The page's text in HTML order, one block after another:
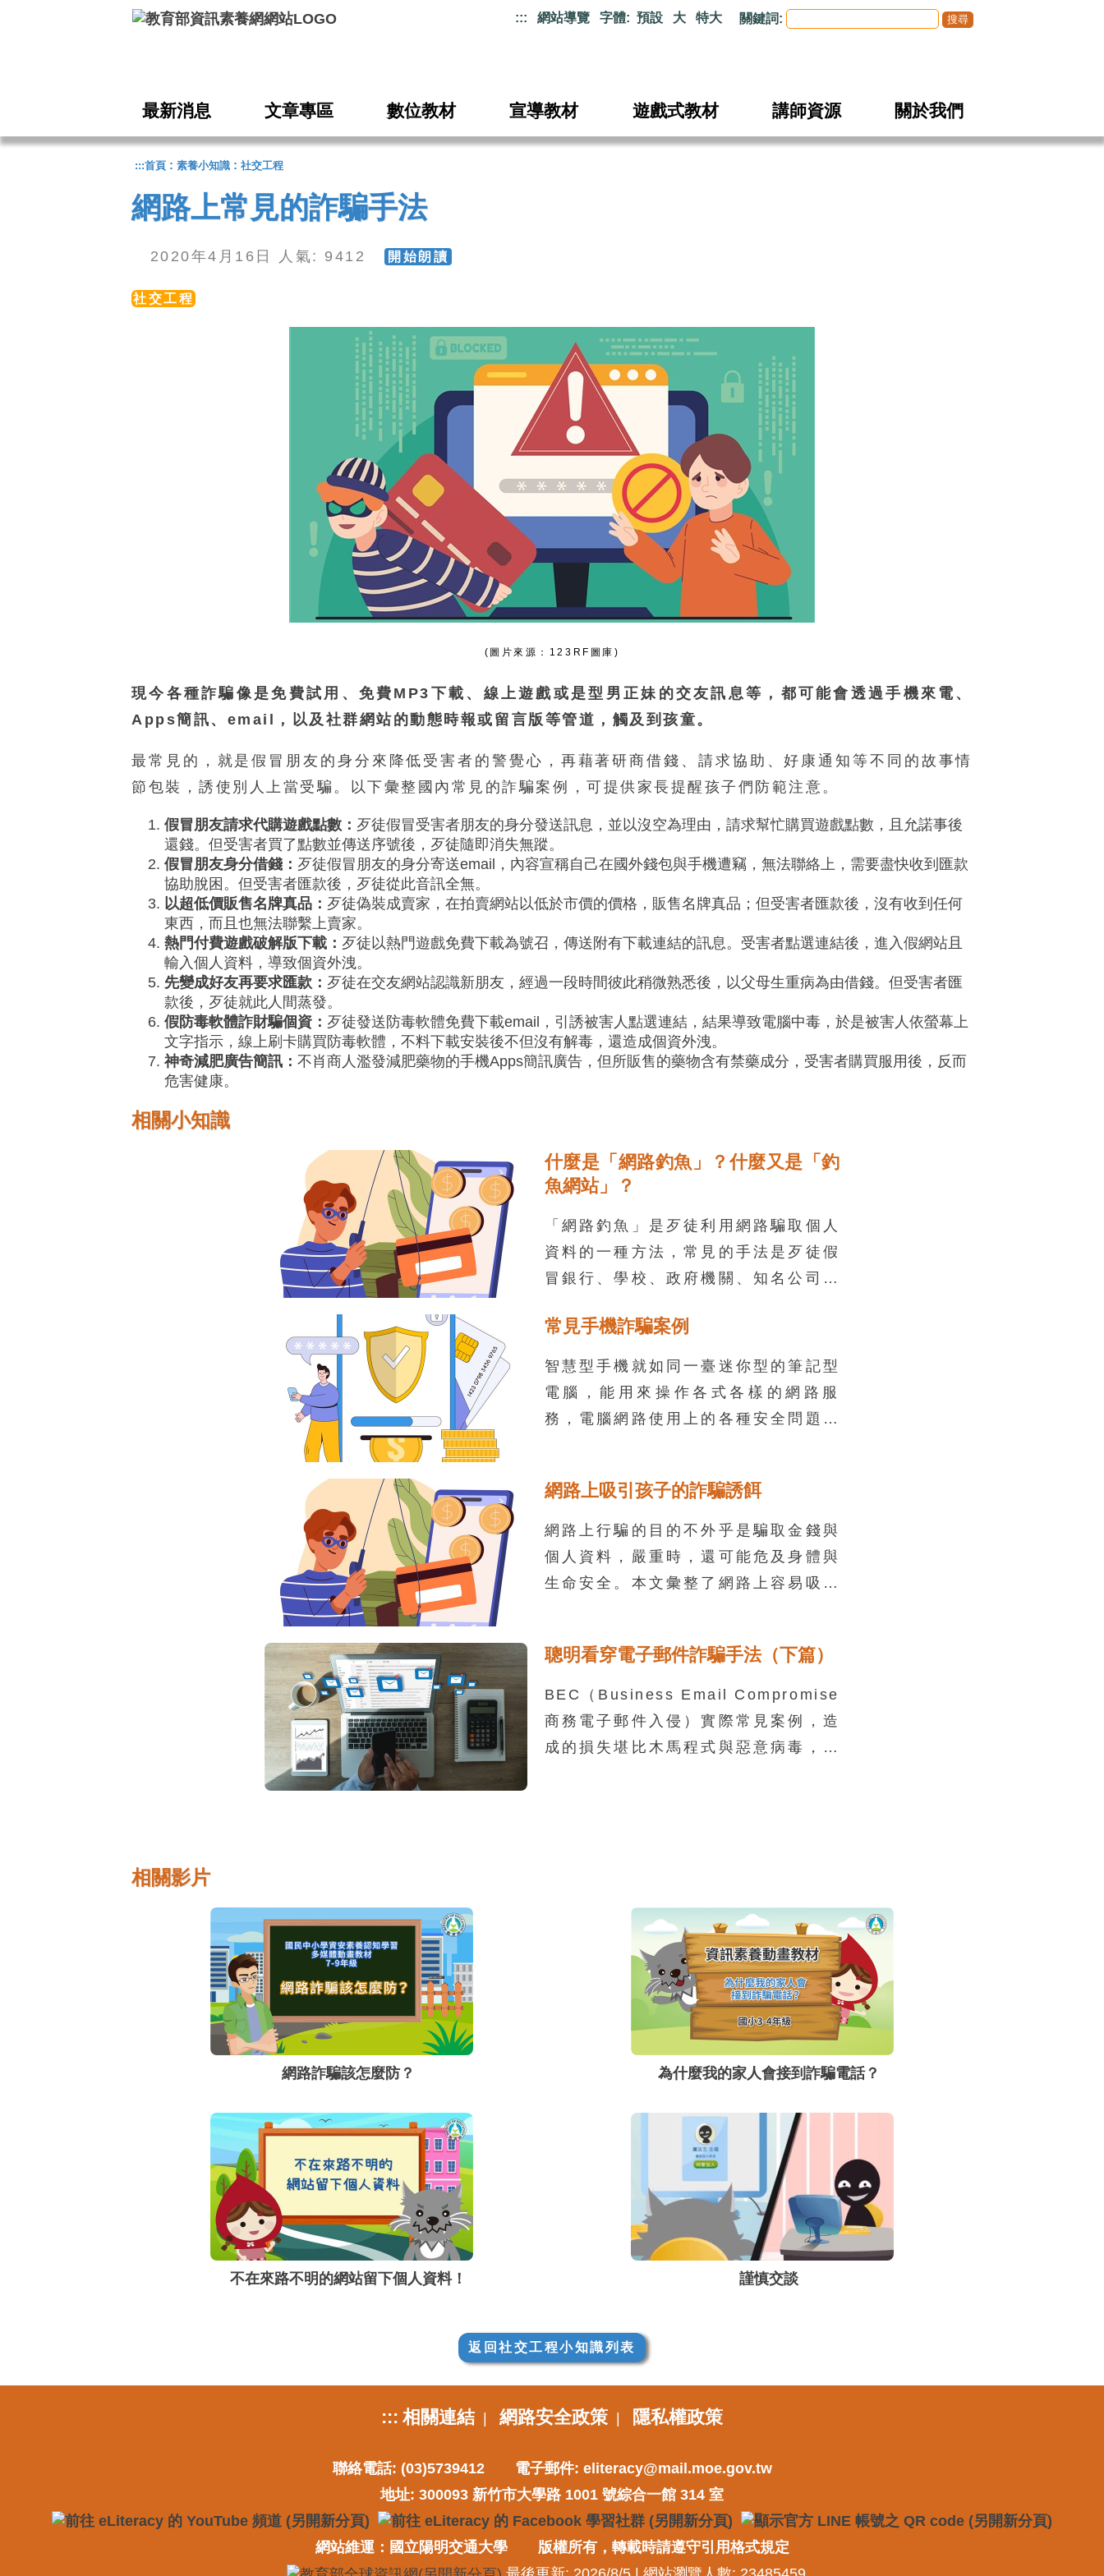
::: 網站導覽 字體: 預設 大 特大 關鍵詞:
最新消息 文章專區 數位教材 宣導教材 遊戲式教材 講師資源 關於我們
:::首頁 : 素養小知識 : 社交工程
網路上常見的詐騙手法
2020年4月16日 人氣: 9412 開始朗讀
社交工程
(圖片來源：123RF圖庫)
現今各種詐騙像是免費試用、免費MP3下載、線上遊戲或是型男正妹的交友訊息等，都可能會透過手機來電、
Apps簡訊、email，以及社群網站的動態時報或留言版等管道，觸及到孩童。
最常見的，就是假冒朋友的身分來降低受害者的警覺心，再藉著研商借錢、請求協助、好康通知等不同的故事情
節包裝，誘使別人上當受騙。以下彙整國內常見的詐騙案例，可提供家長提醒孩子們防範注意。
假冒朋友請求代購遊戲點數： 歹徒假冒受害者朋友的身分發送訊息，並以沒空為理由，請求幫忙購買遊戲點數，且允諾事後
還錢。但受害者買了點數並傳送序號後，歹徒隨即消失無蹤。
假冒朋友身分借錢： 歹徒假冒朋友的身分寄送email，內容宣稱自己在國外錢包與手機遭竊，無法聯絡上，需要盡快收到匯款
協助脫困。但受害者匯款後，歹徒從此音訊全無。
以超低價販售名牌真品： 歹徒偽裝成賣家，在拍賣網站以低於市價的價格，販售名牌真品；但受害者匯款後，沒有收到任何
東西，而且也無法聯繫上賣家。
熱門付費遊戲破解版下載： 歹徒以熱門遊戲免費下載為號召，傳送附有下載連結的訊息。受害者點選連結後，進入假網站且
輸入個人資料，導致個資外洩。
先變成好友再要求匯款： 歹徒在交友網站認識新朋友，經過一段時間彼此稍微熟悉後，以父母生重病為由借錢。但受害者匯
款後，歹徒就此人間蒸發。
假防毒軟體詐財騙個資： 歹徒發送防毒軟體免費下載email，引誘被害人點選連結，結果導致電腦中毒，於是被害人依螢幕上
文字指示，線上刷卡購買防毒軟體，不料下載安裝後不但沒有解毒，還造成個資外洩。
神奇減肥廣告簡訊： 不肖商人濫發減肥藥物的手機Apps簡訊廣告，但所販售的藥物含有禁藥成分，受害者購買服用後，反而
危害健康。
相關小知識
什麼是「網路釣魚」？什麼又是「釣
魚網站」？
「網路釣魚」是歹徒利用網路騙取個人
資料的一種方法，常見的手法是歹徒假
冒銀行、學校、政府機關、知名公司等
傳送訊息給你，在訊息中放一個網址，
只要點了這個網址，就會連到一個跟官
方網站長得很像的假網站，這種網站就
叫做「釣魚網站」，如果你沒有注意到
歹徒看光光囉！
常見手機詐騙案例
智慧型手機就如同一臺迷你型的筆記型
電腦，能用來操作各式各樣的網路服
務，電腦網路使用上的各種安全問題，
忽。智慧型手機使用上最常見的安全風
險，就是來自於簡訊或通訊軟體等傳訊
服務的惡意連結，此類的案例多半都伴
隨著詐騙。
網路上吸引孩子的詐騙誘餌
網路上行騙的目的不外乎是騙取金錢與
個人資料，嚴重時，還可能危及身體與
生命安全。本文彙整了網路上容易吸引
形時，應該提高警覺，千萬不要給予任
何回應，以免受害。
聰明看穿電子郵件詐騙手法（下篇）
BEC（Business Email Compromise
商務電子郵件入侵）實際常見案例，造
成的損失堪比木馬程式與惡意病毒，防
相關影片
網路詐騙該怎麼防？ 為什麼我的家人會接到詐騙電話？
不在來路不明的網站留下個人資料！ 謹慎交談
返回社交工程小知識列表
::: 相關連結 | 網路安全政策 | 隱私權政策
聯絡電話: (03)5739412 電子郵件: eliteracy@mail.moe.gov.tw
地址: 300093 新竹市大學路 1001 號綜合一館 314 室
網站維運：國立陽明交通大學
版權所有，轉載時請遵守引用格式規定